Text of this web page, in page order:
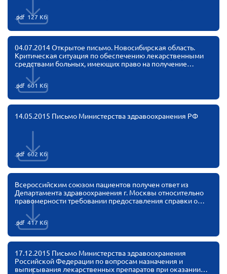
Конференция ОООИБРС 2025
Экспертный совет ОООИБРС 2025
Конференция ОООИБРС 2023
Конференция ОООИБРС 2021
Конференция ВСЭ 2021
Конференция ОООИБРС 2020
Первый съезд
Второй съезд
Третий съезд
Четвертый съезд
Пятый съезд
Шестой съезд
ОФ «Фонд содействия больным рассеянным
склерозом»
Новости: Казахстан
.pdf 127 Кб
04.07.2014 Открытое письмо. Новосибирская область.
Критическая ситуация по обеспечению лекарственными
средствами больных, имеющих право на получение
.pdf 601 Кб
14.05.2015 Письмо Министерства здравоохранения РФ
.pdf 602 Кб
Всероссийским союзом пациентов получен ответ из
Департамента здравоохранения г. Москвы относительно
правомерности требовании предоставления справки о
льготники ДЛО и 7ВЗН). Департамент здравоохранения г.
Москвы проинформировал, что предоставление данного
документа не требуется (это касается пока только
Москвы). ВСП будет пытаться распространить данный
опыт на другие регионы
.pdf 417 Кб
17.12.2015 Письмо Министерства здравоохранения
Российской Федерации по вопросам назначения и
выписывания лекарственных препаратов при оказании